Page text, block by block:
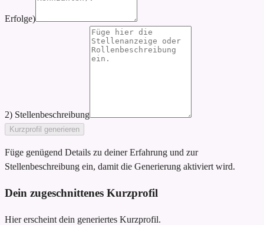
Erfolge)
2) Stellenbeschreibung
Kurzprofil generieren
Füge genügend Details zu deiner Erfahrung und zur
Stellenbeschreibung ein, damit die Generierung aktiviert wird.
Dein zugeschnittenes Kurzprofil
Hier erscheint dein generiertes Kurzprofil.